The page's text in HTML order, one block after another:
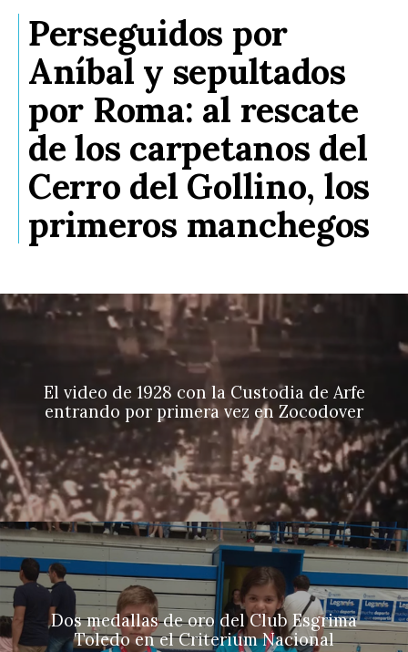
Perseguidos por
Aníbal y sepultados
por Roma: al rescate
de los carpetanos del
Cerro del Gollino, los
primeros manchegos
El video de 1928 con la Custodia de Arfe
entrando por primera vez en Zocodover
Dos medallas de oro del Club Esgrima
Toledo en el Criterium Nacional